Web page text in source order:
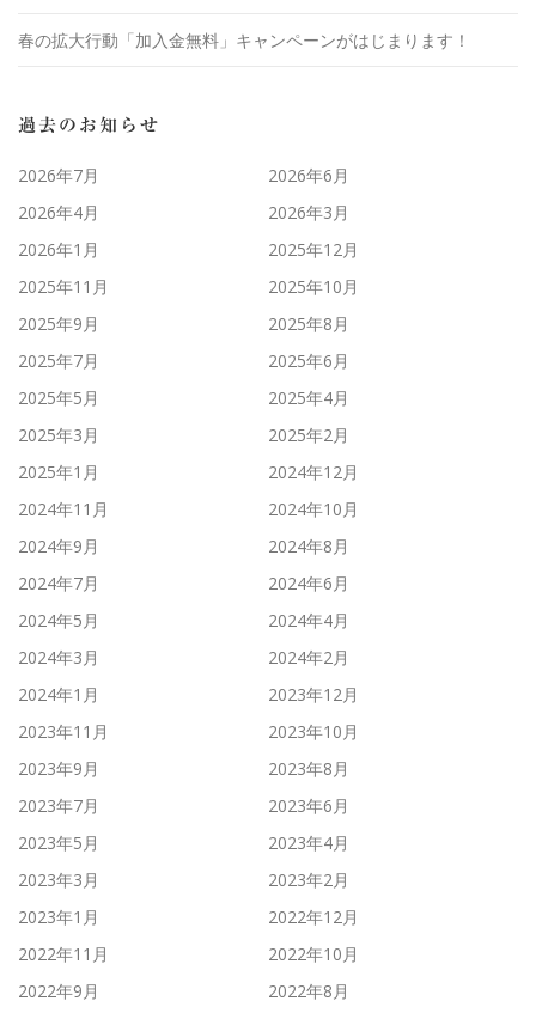
春の拡大行動「加入金無料」キャンペーンがはじまります！
過去のお知らせ
2026年7月
2026年6月
2026年4月
2026年3月
2026年1月
2025年12月
2025年11月
2025年10月
2025年9月
2025年8月
2025年7月
2025年6月
2025年5月
2025年4月
2025年3月
2025年2月
2025年1月
2024年12月
2024年11月
2024年10月
2024年9月
2024年8月
2024年7月
2024年6月
2024年5月
2024年4月
2024年3月
2024年2月
2024年1月
2023年12月
2023年11月
2023年10月
2023年9月
2023年8月
2023年7月
2023年6月
2023年5月
2023年4月
2023年3月
2023年2月
2023年1月
2022年12月
2022年11月
2022年10月
2022年9月
2022年8月